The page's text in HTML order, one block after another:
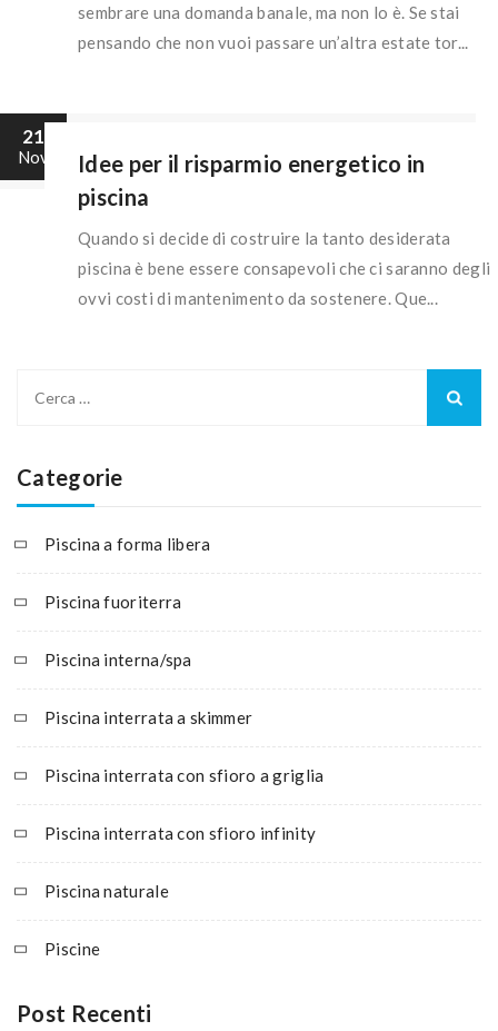
sembrare una domanda banale, ma non lo è. Se stai
pensando che non vuoi passare un’altra estate tor...
21
Nov
Idee per il risparmio energetico in
piscina
Quando si decide di costruire la tanto desiderata
piscina è bene essere consapevoli che ci saranno degli
ovvi costi di mantenimento da sostenere. Que...
Categorie
Piscina a forma libera
Piscina fuoriterra
Piscina interna/spa
Piscina interrata a skimmer
Piscina interrata con sfioro a griglia
Piscina interrata con sfioro infinity
Piscina naturale
Piscine
Post Recenti